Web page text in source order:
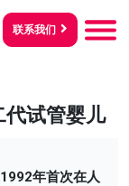
联系我们
试管婴儿
年首次在人